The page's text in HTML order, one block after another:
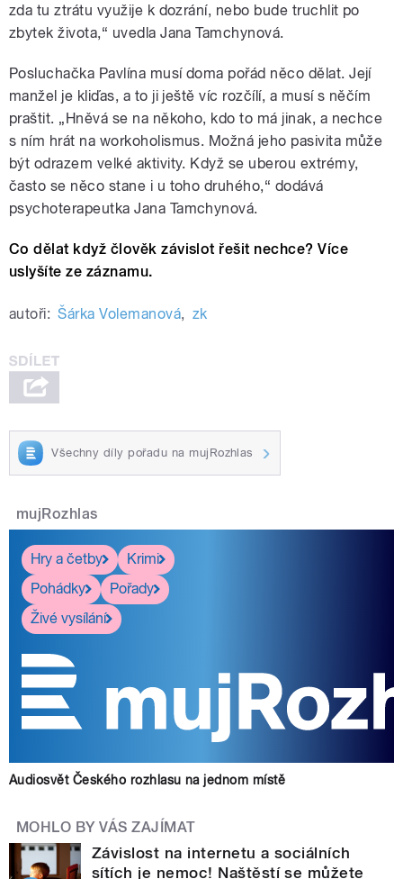
zda tu ztrátu využije k dozrání, nebo bude truchlit po
zbytek života,“ uvedla Jana Tamchynová.
Posluchačka Pavlína musí doma pořád něco dělat. Její
manžel je kliďas, a to ji ještě víc rozčílí, a musí s něčím
praštit. „Hněvá se na někoho, kdo to má jinak, a nechce
s ním hrát na workoholismus. Možná jeho pasivita může
být odrazem velké aktivity. Když se uberou extrémy,
často se něco stane i u toho druhého,“ dodává
psychoterapeutka Jana Tamchynová.
Co dělat když člověk závislot řešit nechce? Více
uslyšíte ze záznamu.
autoři: Šárka Volemanová, zk
Všechny díly pořadu na mujRozhlas
mujRozhlas
Hry a četby
Krimi
Pohádky
Pořady
Živé vysílání
Audiosvět Českého rozhlasu na jednom místě
MOHLO BY VÁS ZAJÍMAT
Závislost na internetu a sociálních
sítích je nemoc! Naštěstí se můžete